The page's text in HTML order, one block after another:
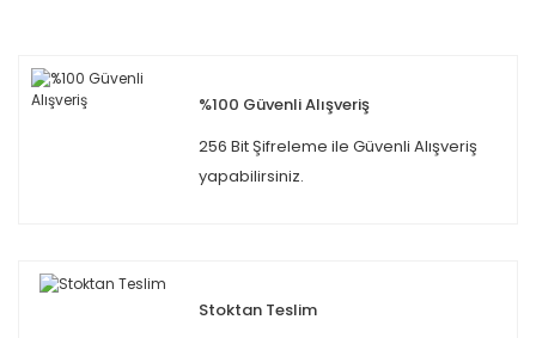
%100 Güvenli Alışveriş
256 Bit Şifreleme ile Güvenli Alışveriş
yapabilirsiniz.
Stoktan Teslim